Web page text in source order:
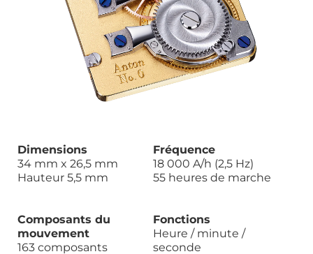
Dimensions
34 mm x 26,5 mm
Hauteur 5,5 mm
Fréquence
18 000 A/h (2,5 Hz)
55 heures de marche
Composants du
mouvement
163 composants
Fonctions
Heure / minute /
seconde